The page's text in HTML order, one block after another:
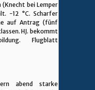
(Knecht bei Lemper
-12 °C. Scharfer
auf Antrag (fünf
HJ. bekommt
Flugblatt
abend starke